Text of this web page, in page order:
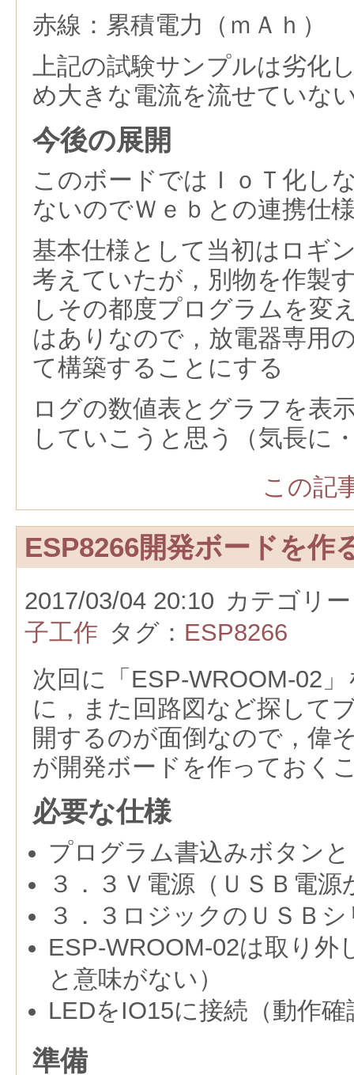
赤線：累積電力（ｍＡｈ）
上記の試験サンプルは劣化
め大きな電流を流せていな
今後の展開
このボードではＩｏＴ化し
ないのでＷｅｂとの連携仕
基本仕様として当初はロギ
考えていたが，別物を作製
しその都度プログラムを変
はありなので，放電器専用
て構築することにする
ログの数値表とグラフを表
していこうと思う（気長に
この記
ESP8266開発ボードを作
2017/03/04 20:10 カテゴリ
子工作 タグ： ESP8266
次回に「ESP-WROOM-02
に，また回路図など探して
開するのが面倒なので，偉
が開発ボードを作っておく
必要な仕様
プログラム書込みボタン
３．３Ｖ電源（ＵＳＢ電
３．３ロジックのＵＳＢ
ESP-WROOM-02は取り外
と意味がない）
LEDをIO15に接続（動作確
準備